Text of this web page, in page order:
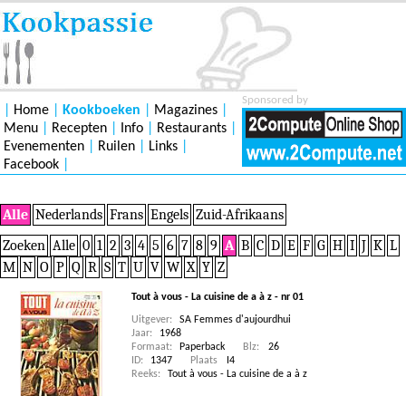
Sponsored by
Home Kookboeken Magazines
Menu
Recepten Info Restaurants
Evenementen
Ruilen Links
Facebook
Alle Nederlands Frans Engels Zuid-Afrikaans
Zoeken Alle 0 1 2 3 4 5 6 7 8 9 A B C D E F G H I J K L
M N O P Q R S T U V W X Y Z
Tout à vous - La cuisine de a à z - nr 01
Uitgever:
SA Femmes d'aujourdhui
Jaar:
1968
Formaat:
Paperback Blz:
26
ID:
1347 Plaats
I4
Reeks:
Tout à vous - La cuisine de a à z